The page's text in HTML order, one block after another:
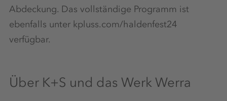
Abdeckung. Das vollständige Programm ist
ebenfalls unter kpluss.com/haldenfest24
verfügbar.
Über K+S und das Werk Werra